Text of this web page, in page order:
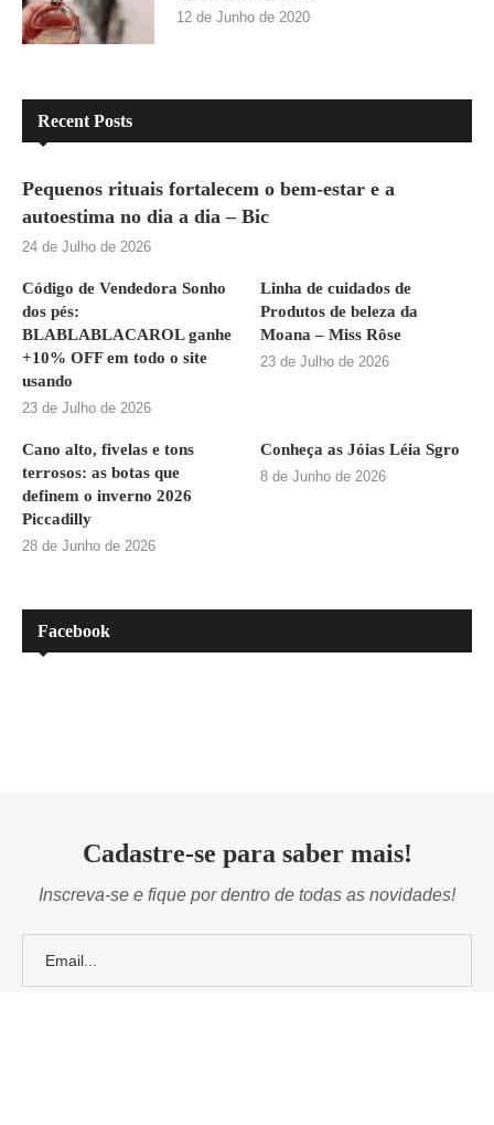
12 de Junho de 2020
Recent Posts
Pequenos rituais fortalecem o bem-estar e a
autoestima no dia a dia – Bic
24 de Julho de 2026
Código de Vendedora Sonho
dos pés:
BLABLABLACAROL ganhe
+10% OFF em todo o site
usando
23 de Julho de 2026
Linha de cuidados de
Produtos de beleza da
Moana – Miss Rôse
23 de Julho de 2026
Cano alto, fivelas e tons
terrosos: as botas que
definem o inverno 2026
Piccadilly
28 de Junho de 2026
Conheça as Jóias Léia Sgro
8 de Junho de 2026
Facebook
Cadastre-se para saber mais!
Inscreva-se e fique por dentro de todas as novidades!